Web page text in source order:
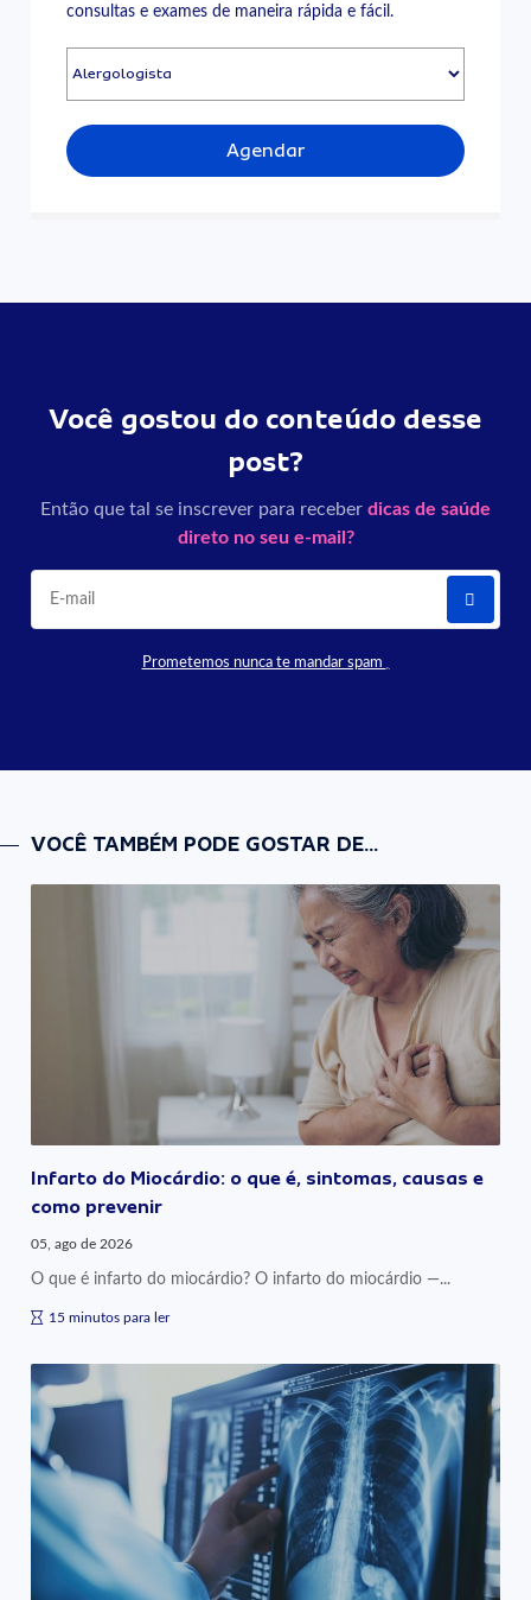
consultas e exames de maneira rápida e fácil.
Agendar
Você gostou do conteúdo desse
post?
Então que tal se inscrever para receber dicas de saúde
direto no seu e-mail?
Prometemos nunca te mandar spam
VOCÊ TAMBÉM PODE GOSTAR DE...
Infarto do Miocárdio: o que é, sintomas, causas e
como prevenir
05, ago de 2026
O que é infarto do miocárdio? O infarto do miocárdio —...
15 minutos para ler